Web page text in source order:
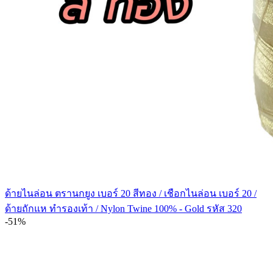
ด้ายไนล่อน ตรานกยูง เบอร์ 20 สีทอง / เชือกไนล่อน เบอร์ 20 /
ด้ายถักแห ทำรองเท้า / Nylon Twine 100% - Gold รหัส 320
-51%